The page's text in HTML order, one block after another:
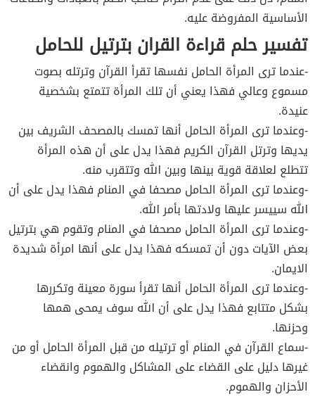
الأساسية المفروضة عليه.
تفسير حلم قراءة القران بترتيل للحامل
-عندما ترى المرأة الحامل نفسها تقرأ القرآن وترتله بصوت
مسموع وعالي فهذا يعني أن تلك المرأة تتمتع بشخصية
عنيدة.
-وعندما ترى المرأة الحامل أنها تمسك بالمصحف الشريف بين
يديها وترتل القرآن الكريم فهذا يدل على أن هذه المرأة
تتطلع لعلاقة قوية بينها وبين الله وتتقرب منه.
-وعندما ترى المرأة الحامل مصحفا في المنام فهذا يدل على أن
الله سييسر عليها ولادتها بأمر الله.
-وعندما ترى المرأة الحامل مصحفا في المنام وتقوم هي بترتيل
بعض الآيات دون أن تمسكه فهذا يدل على أنها امرأة شديدة
الايمان.
-وعندما ترى المرأة الحامل أنها تقرأ سورة معينة وتكررها
بشكل متتابع فهذا يدل على أن الله سوف يمحى همها
وحزنها.
-سماع القرآن في المنام أو ترتيله من قبل المرأة الحامل أو من
غيرها دليل على القضاء على المشاكل والهموم وانقضاء
الأحزان والهموم.